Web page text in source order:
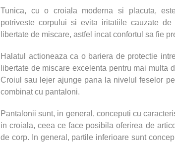
Tunica, cu o croiala moderna si placuta,
potriveste corpului si evita iritatiile cauzate
libertate de miscare, astfel incat confortul sa fie
Halatul actioneaza ca o bariera de protectie
libertate de miscare excelenta pentru mai multa
Croiul sau lejer ajunge pana la nivelul feselor
combinat cu pantaloni.
Pantalonii sunt, in general, conceputi cu
in croiala, ceea ce face posibila oferirea de
de corp. In general, partile inferioare sunt